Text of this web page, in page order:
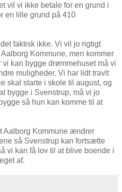
vil vi ikke betale for en grund i
en lille grund på 410
faktisk ikke. Vi vil jo rigtigt
Kommune, men kommer
kan bygge drømmehuset må vi
muligheder. Vi har lidt travlt
skal starte i skole til august, og
bygge i Svenstrup, må vi jo
så hun kan komme til at
Aalborg Kommune ændrer
så Svenstrup kan fortsætte
vi kan få lov til at blive boende i
af.